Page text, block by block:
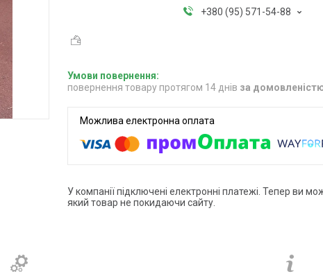
+380 (95) 571-54-88
повернення товару протягом 14 днів за
У компанії підключені електронні платежі. Тепер ви
який товар не покидаючи сайту.